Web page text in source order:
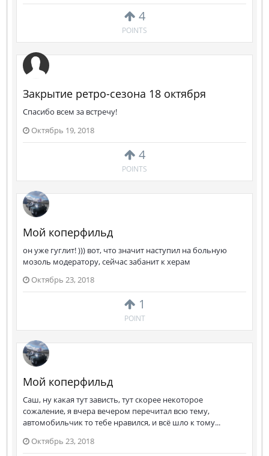
4
POINTS
4
POINTS
Закрытие ретро-сезона 18 октября
Спасибо всем за встречу!
Октябрь 19, 2018
1
POINT
Мой коперфильд
он уже гуглит! ))) вот, что значит наступил на больную
мозоль модератору, сейчас забанит к херам
Октябрь 23, 2018
Мой коперфильд
Саш, ну какая тут зависть, тут скорее некоторое
сожаление, я вчера вечером перечитал всю тему,
автомобильчик то тебе нравился, и всё шло к тому...
Октябрь 23, 2018